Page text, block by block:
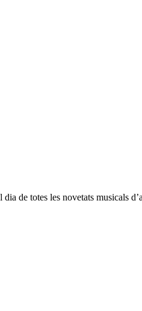
de totes les novetats musicals